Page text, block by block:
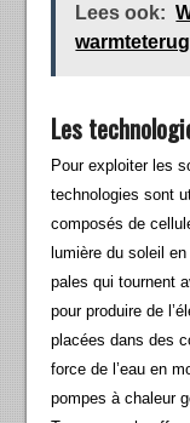
Lees ook:
Les
Pour exploiter les
technologies sont
composés de
lumière du soleil
pales qui tournent
pour produire de
placées dans des
force de l’eau en
pompes à chaleur